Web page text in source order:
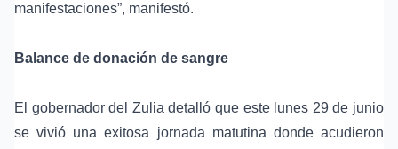
manifestaciones”, manifestó.
Balance de donación de sangre
El gobernador del Zulia detalló que este lunes 29 de junio
se vivió una exitosa jornada matutina donde acudieron